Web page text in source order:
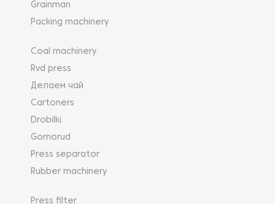
Grainman
Packing machinery
Coal machinery
Rvd press
Делаем чай
Cartoners
Drobilki
Gornorud
Press separator
Rubber machinery
Press filter